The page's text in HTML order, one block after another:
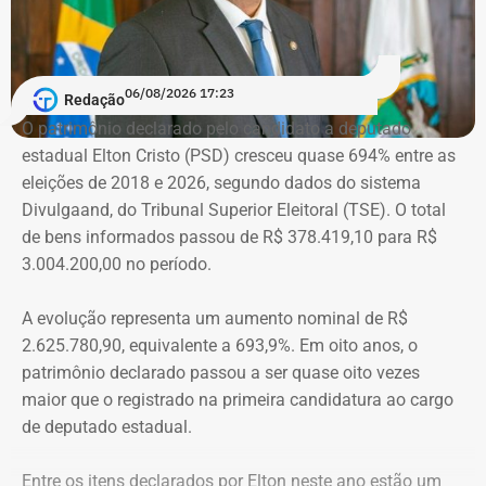
regime semiaberto.
Em conversa com o TEMPO REAL RJ, Cristiane analisa o
que ainda falta às mulheres na hora de denunciar os
companheiros por violência doméstica.
“Creio que duas coisas ainda impedem as mulheres de
seguirem adiante nesta batalha. A vergonha e o medo.
Porque é necessário ter mais do que coragem para seguir
adiante no enfrentamento à violência doméstica. Pois
primeiro é o temor de continuar viva e estar ao lado do
agressor. E o outro é o que vai acontecer com ela depois
que a denúncia for feita. Afinal, há o receio que alguma
brecha legal permita que o agressor, de alguma forma,
fique impune”, comenta.
Redação06/08/2026 17:23
O patrimônio declarado pelo candidato a deputado
estadual Elton Cristo (PSD) cresceu quase 694% entre as
eleições de 2018 e 2026, segundo dados do sistema
Divulgaand, do Tribunal Superior Eleitoral (TSE). O total
de bens informados passou de R$ 378.419,10 para R$
3.004.200,00 no período.
A evolução representa um aumento nominal de R$
2.625.780,90, equivalente a 693,9%. Em oito anos, o
patrimônio declarado passou a ser quase oito vezes
maior que o registrado na primeira candidatura ao cargo
de deputado estadual.
Entre os itens declarados por Elton neste ano estão um